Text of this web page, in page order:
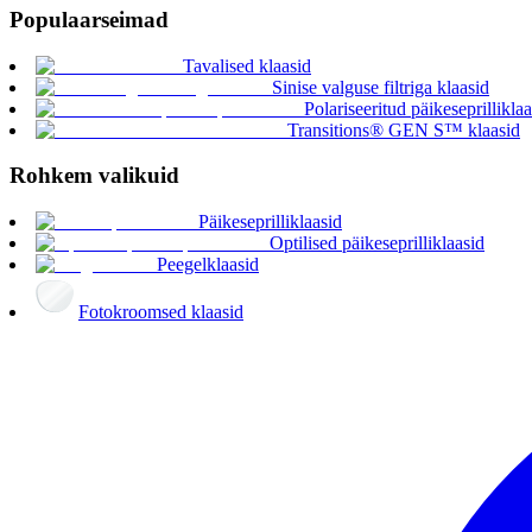
Populaarseimad
Tavalised klaasid
Sinise valguse filtriga klaasid
Polariseeritud
Transitions® GEN S™ klaasid
Rohkem valikuid
Päikeseprilliklaasid
Optilised päikeseprilliklaasid
Peegelklaasid
Fotokroomsed klaasid